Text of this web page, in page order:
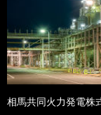
相馬共同火力発電